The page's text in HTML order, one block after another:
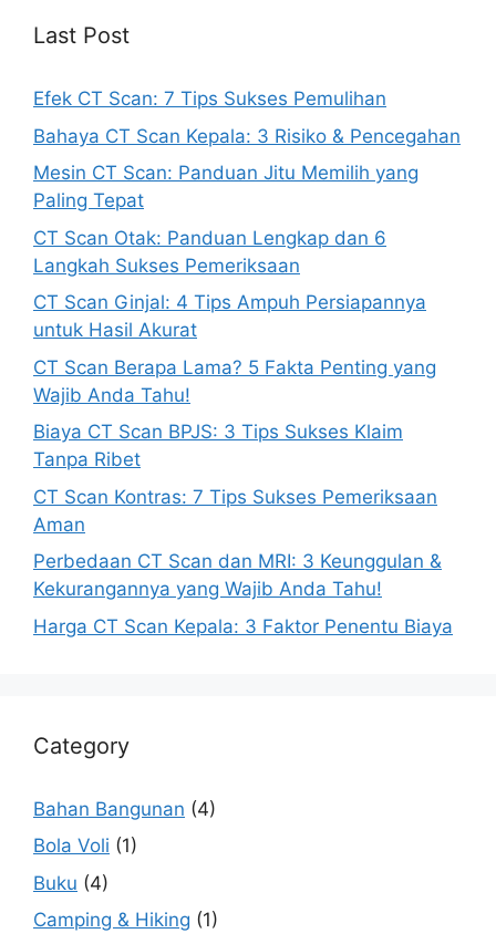
Last Post
Efek CT Scan: 7 Tips Sukses Pemulihan
Bahaya CT Scan Kepala: 3 Risiko & Pencegahan
Mesin CT Scan: Panduan Jitu Memilih yang
Paling Tepat
CT Scan Otak: Panduan Lengkap dan 6
Langkah Sukses Pemeriksaan
CT Scan Ginjal: 4 Tips Ampuh Persiapannya
untuk Hasil Akurat
CT Scan Berapa Lama? 5 Fakta Penting yang
Wajib Anda Tahu!
Biaya CT Scan BPJS: 3 Tips Sukses Klaim
Tanpa Ribet
CT Scan Kontras: 7 Tips Sukses Pemeriksaan
Aman
Perbedaan CT Scan dan MRI: 3 Keunggulan &
Kekurangannya yang Wajib Anda Tahu!
Harga CT Scan Kepala: 3 Faktor Penentu Biaya
Category
Bahan Bangunan (4)
Bola Voli (1)
Buku (4)
Camping & Hiking (1)